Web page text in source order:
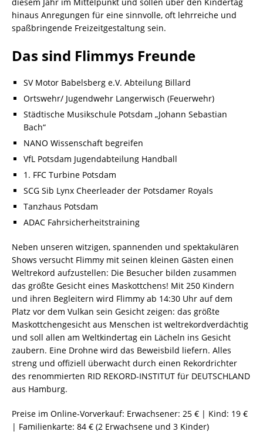
hinaus Anregungen für eine sinnvolle, oft lehrreiche und
spaßbringende Freizeitgestaltung sein.
Das sind Flimmys Freunde
SV Motor Babelsberg e.V. Abteilung Billard
Ortswehr/ Jugendwehr Langerwisch (Feuerwehr)
Städtische Musikschule Potsdam „Johann Sebastian
Bach“
NANO Wissenschaft begreifen
VfL Potsdam Jugendabteilung Handball
1. FFC Turbine Potsdam
SCG Sib Lynx Cheerleader der Potsdamer Royals
Tanzhaus Potsdam
ADAC Fahrsicherheitstraining
Neben unseren witzigen, spannenden und spektakulären
Shows versucht Flimmy mit seinen kleinen Gästen einen
Weltrekord aufzustellen: Die Besucher bilden zusammen
das größte Gesicht eines Maskottchens! Mit 250 Kindern
und ihren Begleitern wird Flimmy ab 14:30 Uhr auf dem
Platz vor dem Vulkan sein Gesicht zeigen: das größte
Maskottchengesicht aus Menschen ist weltrekordverdächtig
und soll allen am Weltkindertag ein Lächeln ins Gesicht
zaubern. Eine Drohne wird das Beweisbild liefern. Alles
streng und offiziell überwacht durch einen Rekordrichter
des renommierten RID REKORD-INSTITUT für DEUTSCHLAND
aus Hamburg.
Preise im Online-Vorverkauf: Erwachsener: 25 € | Kind: 19 €
| Familienkarte: 84 € (2 Erwachsene und 3 Kinder)